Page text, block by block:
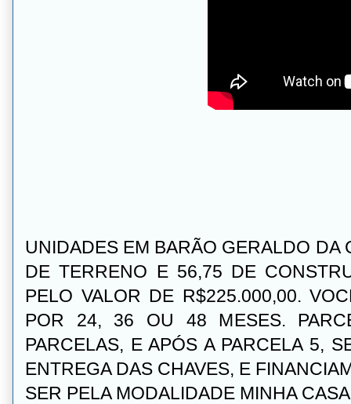
UNIDADES EM BARÃO GERALDO DA
DE TERRENO E 56,75 DE
PELO VALOR DE R$225.000,00.
POR 24, 36 OU 48 MESES.
PARCELAS, E APÓS A PARCELA 5,
ENTREGA DAS CHAVES, E
SER PELA MODALIDADE MINHA